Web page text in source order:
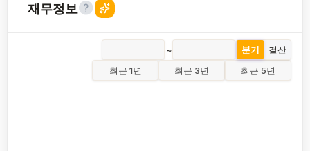
재무정보
~ 분기
결산
최근 1년
최근 3년 최근 5년